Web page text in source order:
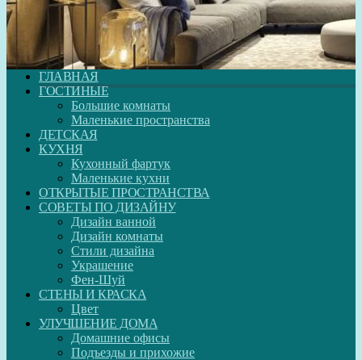
ГЛАВНАЯ
ГОСТИНЫЕ
Большие комнаты
Маленькие пространства
ДЕТСКАЯ
КУХНЯ
Кухонный фартук
Маленькие кухни
ОТКРЫТЫЕ ПРОСТРАНСТВА
СОВЕТЫ ПО ДИЗАЙНУ
Дизайн ванной
Дизайн комнаты
Стили дизайна
Украшение
Фен-Шуй
СТЕНЫ И КРАСКА
Цвет
УЛУЧШЕНИЕ ДОМА
Домашние офисы
Подъезды и прихожие